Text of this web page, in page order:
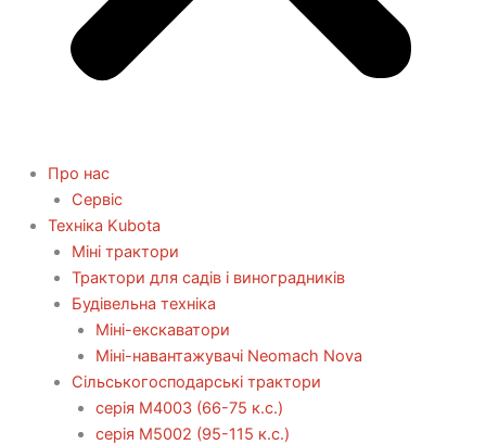
Про нас
Сервіс
Технiка Kubota
Міні трактори
Трактори для садів і виноградників
Будівельна техніка
Міні-екскаватори
Міні-навантажувачі Neomach Nova
Сільськогосподарські трактори
серія М4003 (66-75 к.с.)
серія М5002 (95-115 к.с.)